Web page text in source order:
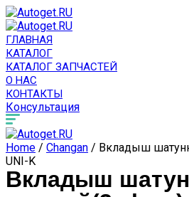
ГЛАВНАЯ
КАТАЛОГ
КАТАЛОГ ЗАПЧАСТЕЙ
О НАС
КОНТАКТЫ
Консультация
Home / Changan / Вкладыш
UNI-K
Вкладыш